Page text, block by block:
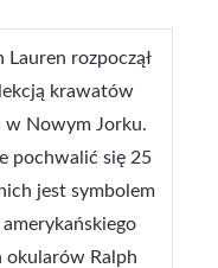
Lauren rozpoczął
krawatów
w Nowym Jorku.
pochwalić się 25
jest symbolem
okularów Ralph